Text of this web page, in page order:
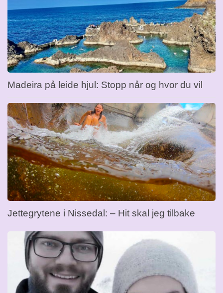
Madeira på leide hjul: Stopp når og hvor du vil
Jettegrytene i Nissedal: – Hit skal jeg tilbake